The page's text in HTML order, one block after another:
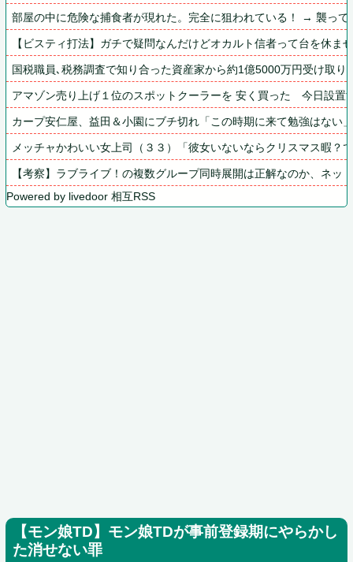
部屋の中に危険な捕食者が現れた。完全に狙われている！ → 襲っ
【ビスティ打法】ガチで疑問なんだけどオカルト信者って台を休
国税職員､税務調査で知り合った資産家から約1億5000万円受け取
アマゾン売り上げ１位のスポットクーラーを 安く買った　今日設置
カープ安仁屋、益田＆小園にブチ切れ「この時期に来て勉強はない」
メッチャかわいい女上司（３３）「彼女いないならクリスマス暇
【考察】ラブライブ！の複数グループ同時展開は正解なのか、ネッ
Powered by livedoor 相互RSS
【モン娘TD】モン娘TDが事前登録期にやらかし
た消せない罪